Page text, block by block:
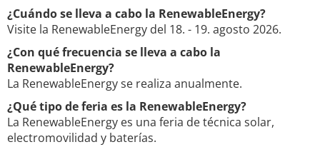
¿Cuándo se lleva a cabo la RenewableEnergy?
Visite la RenewableEnergy del 18. - 19. agosto 2026.
¿Con qué frecuencia se lleva a cabo la
RenewableEnergy?
La RenewableEnergy se realiza anualmente.
¿Qué tipo de feria es la RenewableEnergy?
La RenewableEnergy es una feria de técnica solar,
electromovilidad y baterías.